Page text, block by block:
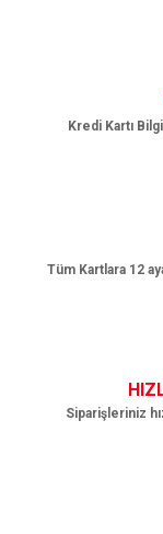
Kredi Kartı
Tüm Kartlara 12
Siparişleriniz